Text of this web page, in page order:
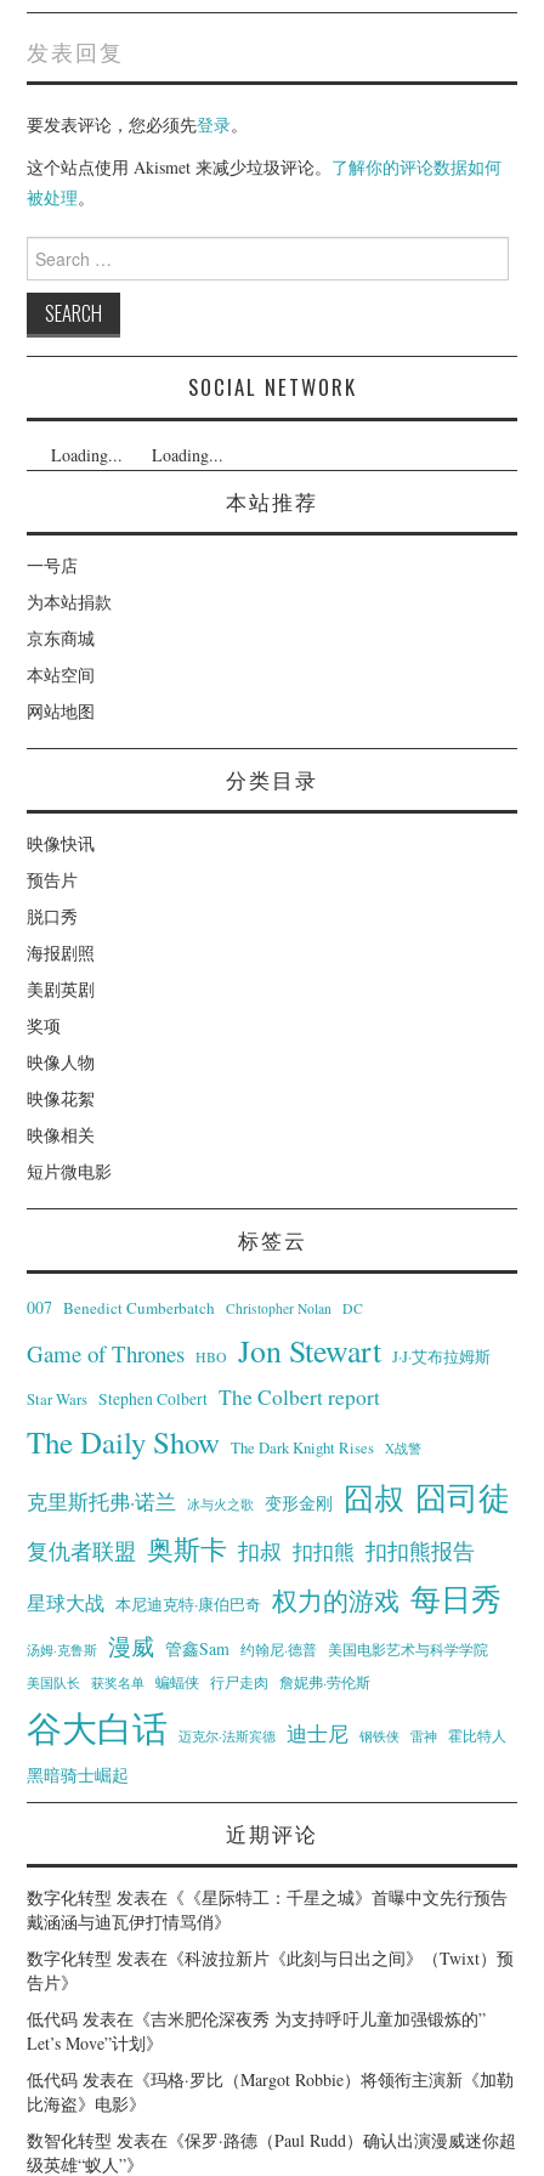
发表回复
要发表评论，您必须先登录。
这个站点使用 Akismet 来减少垃圾评论。 了解你的评论数据如何
被处理。
Search
for:
SOCIAL NETWORK
Loading... Loading...
本站推荐
一号店
为本站捐款
京东商城
本站空间
网站地图
分类目录
映像快讯
预告片
脱口秀
海报剧照
美剧英剧
奖项
映像人物
映像花絮
映像相关
短片微电影
标签云
007 Benedict Cumberbatch Christopher Nolan DC
Game of Thrones HBO Jon Stewart J·J·艾布拉姆斯
Star Wars Stephen Colbert The Colbert report
The Daily Show The Dark Knight Rises X战警
克里斯托弗·诺兰 冰与火之歌 变形金刚 囧叔 囧司徒
复仇者联盟 奥斯卡 扣叔 扣扣熊 扣扣熊报告
星球大战 本尼迪克特·康伯巴奇 权力的游戏 每日秀
汤姆·克鲁斯 漫威 管鑫Sam 约翰尼·德普
美国电影艺术与科学学院
美国队长
获奖名单 蝙蝠侠 行尸走肉 詹妮弗·劳伦斯
谷大白话 迈克尔·法斯宾德 迪士尼 钢铁侠 雷神 霍比特人
黑暗骑士崛起
近期评论
数字化转型 发表在《 《星际特工：千星之城》首曝中文先行预告
戴涵涵与迪瓦伊打情骂俏》
数字化转型 发表在《科波拉新片《此刻与日出之间》（Twixt）预
告片》
低代码 发表在《吉米肥伦深夜秀 为支持呼吁儿童加强锻炼的”
Let’s Move”计划》
低代码 发表在《玛格·罗比（Margot Robbie）将领衔主演新《加勒
比海盗》电影》
数智化转型 发表在《保罗·路德（Paul Rudd）确认出演漫威迷你超
级英雄“蚁人”》